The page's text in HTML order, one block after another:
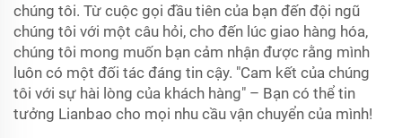
chúng tôi. Từ cuộc gọi đầu tiên của bạn đến đội ngũ
chúng tôi với một câu hỏi, cho đến lúc giao hàng hóa,
chúng tôi mong muốn bạn cảm nhận được rằng mình
luôn có một đối tác đáng tin cậy. "Cam kết của chúng
tôi với sự hài lòng của khách hàng" – Bạn có thể tin
tưởng Lianbao cho mọi nhu cầu vận chuyển của mình!